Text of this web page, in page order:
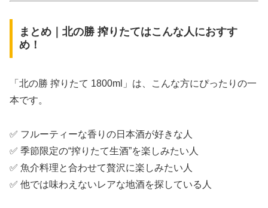
まとめ｜北の勝 搾りたてはこんな人におすす
め！
「北の勝 搾りたて 1800ml」は、こんな方にぴったりの一
本です。
✅ フルーティーな香りの日本酒が好きな人
✅ 季節限定の“搾りたて生酒”を楽しみたい人
✅ 魚介料理と合わせて贅沢に楽しみたい人
✅ 他では味わえないレアな地酒を探している人